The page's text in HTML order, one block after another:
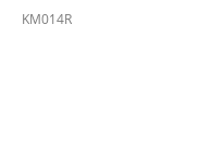
KM014R